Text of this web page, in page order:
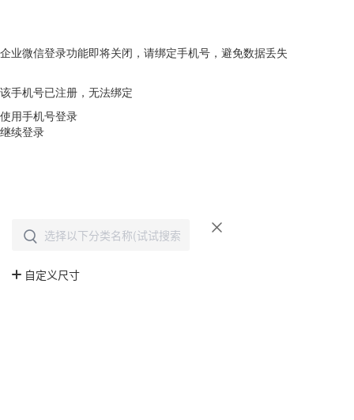
企业微信登录功能即将关闭，请绑定手机号，避免数据丢失
该手机号已注册，无法绑定
使用手机号登录
继续登录